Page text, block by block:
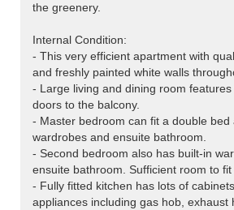
the greenery.
Internal Condition:
- This very efficient apartment with
and freshly painted white walls
- Large living and dining room
doors to the balcony.
- Master bedroom can fit a double bed
wardrobes and ensuite bathroom.
- Second bedroom also has built-in
ensuite bathroom. Sufficient room to
- Fully fitted kitchen has lots of
appliances including gas hob, exhaust